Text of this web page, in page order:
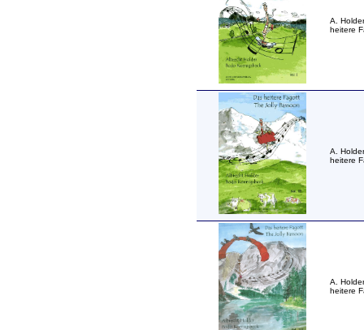
A.
heitere
A.
heitere
A.
heitere